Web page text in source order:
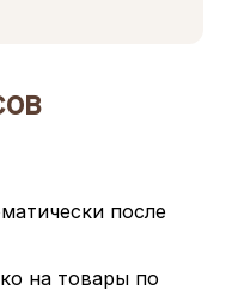
после
на товары по